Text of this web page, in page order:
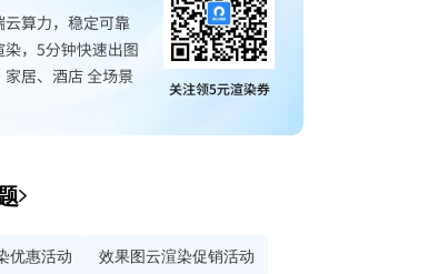
优惠活动 效果图云渲染促销活动